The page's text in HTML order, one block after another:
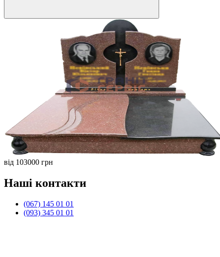
від 103000 грн
Наші контакти
(067) 145 01 01
(093) 345 01 01